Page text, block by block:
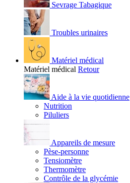
Sevrage Tabagique
Troubles urinaires
Matériel médical
Matériel médical Retour
Aide à la vie quotidienne
Nutrition
Piluliers
Appareils de mesure
Pèse-personne
Tensiomètre
Thermomètre
Contrôle de la glycémie